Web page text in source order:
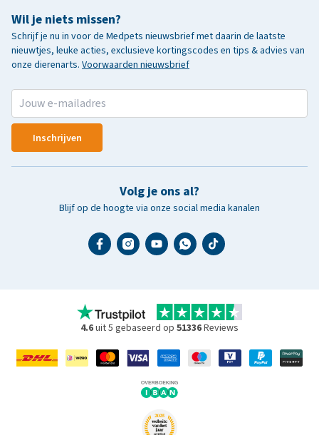
Wil je niets missen?
Schrijf je nu in voor de Medpets nieuwsbrief met daarin de laatste
nieuwtjes, leuke acties, exclusieve kortingscodes en tips & advies van
onze dierenarts. Voorwaarden nieuwsbrief
Inschrijven
Volg je ons al?
Blijf op de hoogte via onze social media kanalen
4.6uit 5 gebaseerd op 51336Reviews